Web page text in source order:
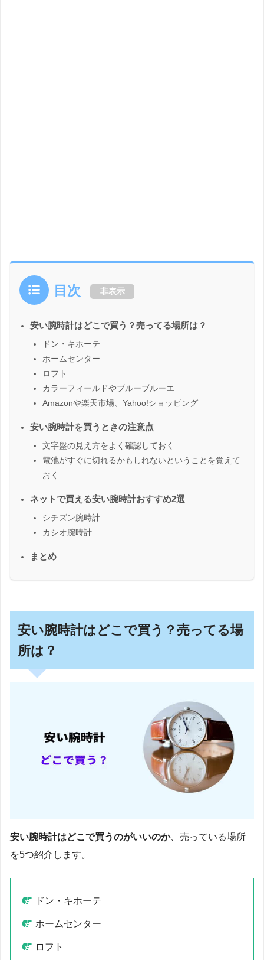
目次 非表示
安い腕時計はどこで買う？売ってる場所は？
ドン・キホーテ
ホームセンター
ロフト
カラーフィールドやブルーブルーエ
Amazonや楽天市場、Yahoo!ショッピング
安い腕時計を買うときの注意点
文字盤の見え方をよく確認しておく
電池がすぐに切れるかもしれないということを覚えて
おく
ネットで買える安い腕時計おすすめ2選
シチズン腕時計
カシオ腕時計
まとめ
安い腕時計はどこで買う？売ってる場
所は？
安い腕時計はどこで買うのがいいのか、売っている場所
を5つ紹介します。
ドン・キホーテ
ホームセンター
ロフト